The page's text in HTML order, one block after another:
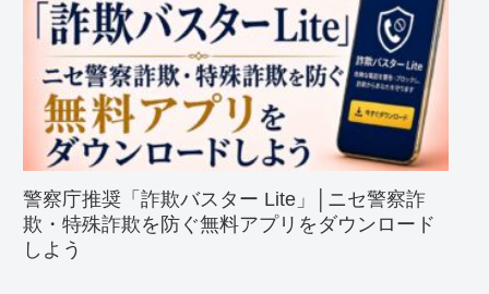
警察庁推奨「詐欺バスター Lite」│ニセ警察詐
欺・特殊詐欺を防ぐ無料アプリをダウンロード
しよう